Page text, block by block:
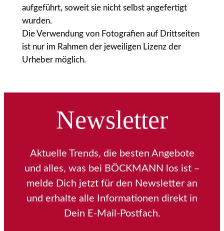
aufgeführt, soweit sie nicht selbst angefertigt
wurden.
Die Verwendung von Fotografien auf Drittseiten
ist nur im Rahmen der jeweiligen Lizenz der
Urheber möglich.
Newsletter
Aktuelle Trends, die besten Angebote
und alles, was bei BÖCKMANN los ist –
melde Dich jetzt für den Newsletter an
und erhalte alle Informationen direkt in
Dein E-Mail-Postfach.